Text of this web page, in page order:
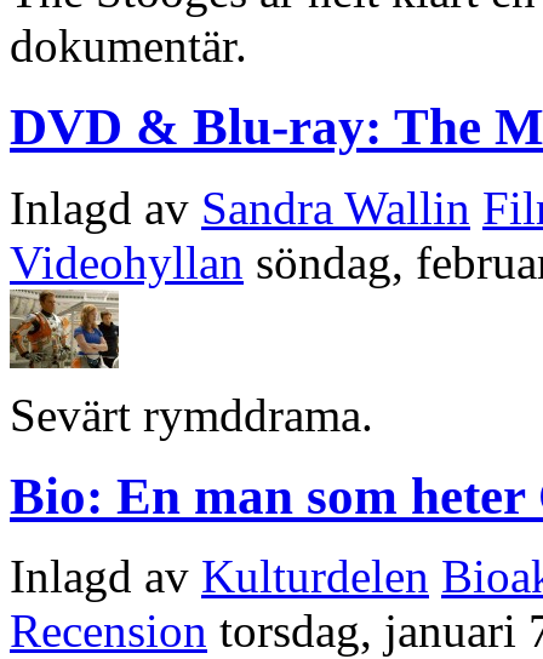
dokumentär.
DVD & Blu-ray: The
Inlagd av Sandra Wallin
Videohyllan söndag,
Sevärt rymddrama.
Bio: En man som heter
Inlagd av Kulturdelen
Recension torsdag, januari